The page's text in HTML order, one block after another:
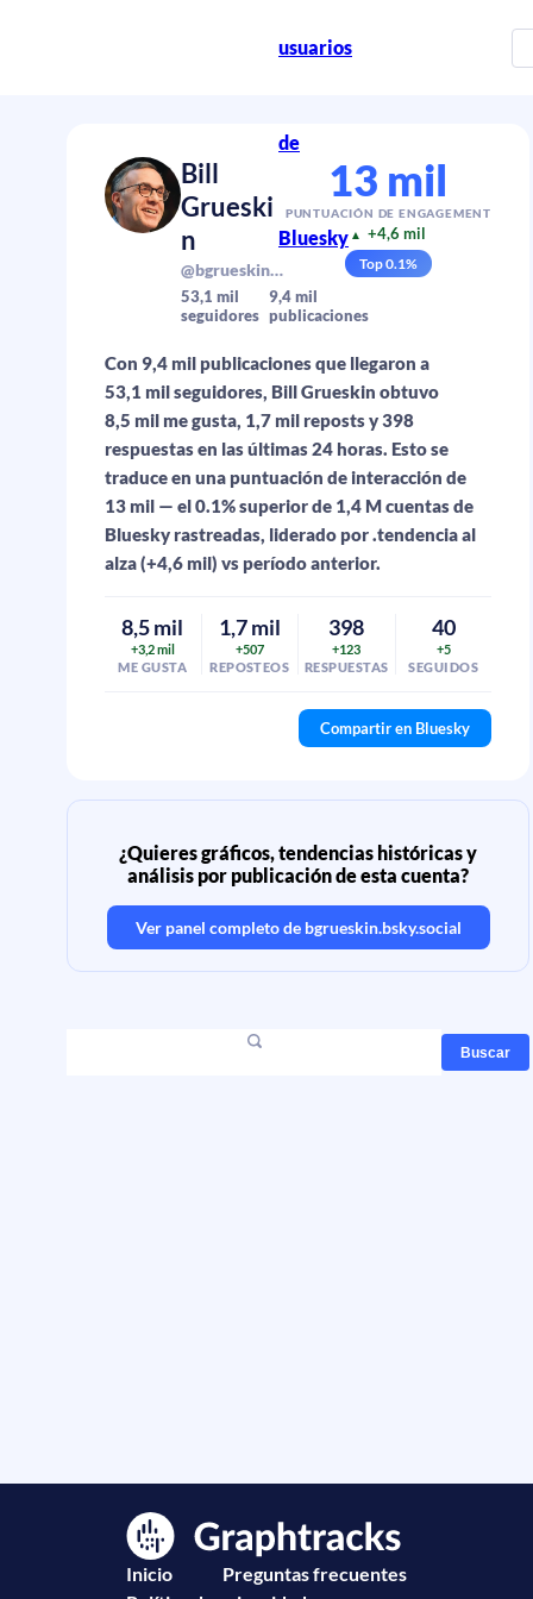
usuarios
de
Bluesky
Bill
Grueski
n
@bgrueskin.bsky.social
53,1 mil
seguidores
9,4 mil
publicaciones
13 mil
PUNTUACIÓN DE ENGAGEMENT
▲ +4,6 mil
Top0.1%
Con 9,4 mil publicaciones que llegaron a
53,1 mil seguidores, Bill Grueskin obtuvo
8,5 mil me gusta, 1,7 mil reposts y 398
respuestas en las últimas 24 horas. Esto se
traduce en una puntuación de interacción de
13 mil — el 0.1% superior de 1,4 M cuentas de
Bluesky rastreadas, liderado por .tendencia al
alza (+4,6 mil) vs período anterior.
8,5 mil
+3,2 mil
ME GUSTA
1,7 mil
+507
REPOSTEOS
398
+123
RESPUESTAS
40
+5
SEGUIDOS
Compartir en Bluesky
¿Quieres gráficos, tendencias históricas y
análisis por publicación de esta cuenta?
Ver panel completo de bgrueskin.bsky.social
Buscar
Inicio
Preguntas frecuentes